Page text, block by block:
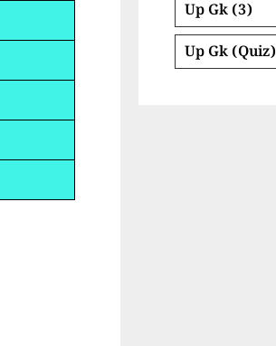
Up Gk (3)
Up Gk (Quiz)